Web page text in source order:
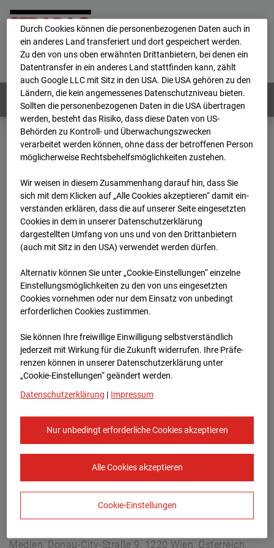
Home E-Mail Impressum
Login
Deutsch / English
Webcams: Alle Länder
Home
Niederlande
BC-153 - Strabag - BV-Amsterdam
Archiv
2025
10 03 17:50
BC-153 - Strabag - BV-
Amsterdam
Hettenheuvelweg 16, 1101 BN Amsterdam
Zur Übersicht
Europe/Amsterdam
Medien, Donau-City-Straße 9, 1220 Wien, Österreich,
Durch Cookies können die personenbezogenen Daten auch in
ein anderes Land transferiert und dort gespeichert werden.
Zu den von uns oben erwähnten Drittanbietern, bei denen ein
Datentransfer in ein anderes Land stattfinden kann, zählt
auch Google LLC mit Sitz in den USA. Die USA gehören zu den
Ländern, die kein angemessenes Datenschutzniveau bieten.
Sollten die personenbezogenen Daten in die USA übertragen
werden, besteht das Risiko, dass diese Daten von US-
Behörden zu Kontroll- und Überwachungszwecken
verarbeitet werden können, ohne dass der betroffenen Person
möglicherweise Rechtsbehelfsmöglichkeiten zustehen.
Wir weisen in diesem Zusammenhang darauf hin, dass Sie
sich mit dem Klicken auf „Alle Cookies akzeptieren“ damit ein­
ver­standen erklären, dass die auf unserer Seite eingesetzten
Cookies in dem in unserer Datenschutzerklärung
dargestellten Umfang von uns und von den Drittanbietern
(auch mit Sitz in den USA) verwendet werden dürfen.
Alternativ können Sie unter „Cookie-Einstellungen“ einzelne
Einstellungsmöglichkeiten zu den von uns eingesetzten
Cookies vornehmen oder nur dem Einsatz von unbedingt
erforderlichen Cookies zustimmen.
Sie können Ihre freiwillige Einwilligung selbstverständlich
jederzeit mit Wirkung für die Zukunft widerrufen. Ihre Prä­fe­
renzen können in unserer Datenschutzerklärung unter
„Cookie-Einstellungen“ geändert werden.
Datenschutzerklärung | Impressum
Nur unbedingt erforderliche Cookies akzeptieren
Alle Cookies akzeptieren
Cookie-Einstellungen